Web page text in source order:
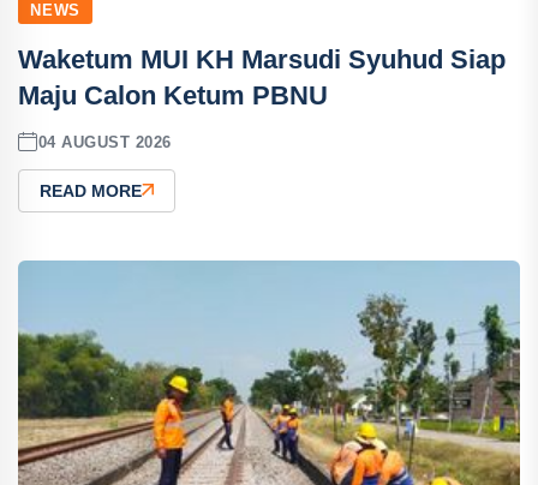
NEWS
Waketum MUI KH Marsudi Syuhud Siap
Maju Calon Ketum PBNU
04 AUGUST 2026
READ MORE